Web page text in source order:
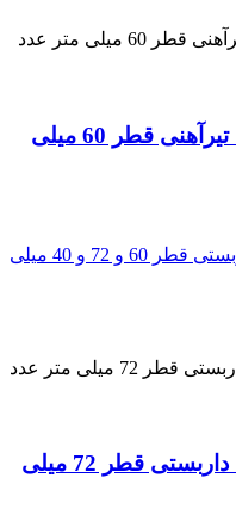
میلی متر عدد
بلبرینگ تاب گالوانیزه دو بلبرینگ تیرآهنی قطر 60 میلی
میلی متر عدد
بلبرینگ تاب گالوانیزه دو بلبرینگ داربستی قطر 72 میلی